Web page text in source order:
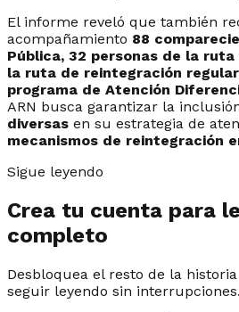
El informe reveló que también
acompañamiento 88
Pública, 32 personas de la
la ruta de reintegración
programa de Atención
ARN busca garantizar la
diversas en su estrategia de
mecanismos de reintegración
Sigue leyendo
Crea tu cuenta para
completo
Desbloquea el resto de la
seguir leyendo sin interrupciones.